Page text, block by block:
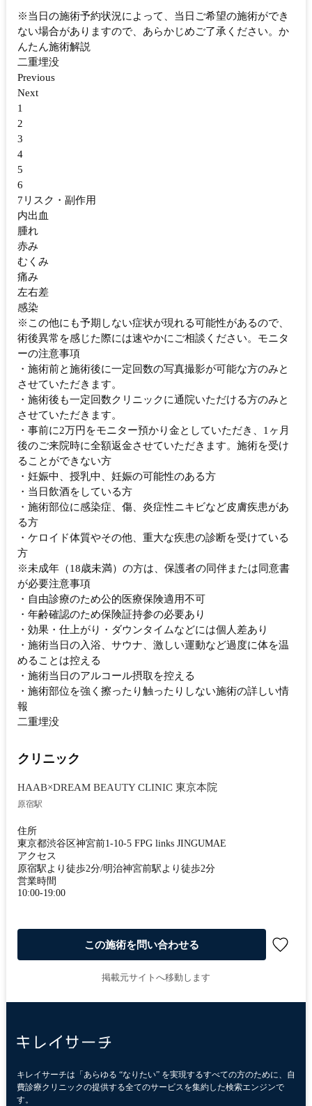
※当日の施術予約状況によって、当日ご希望の施術ができ
ない場合がありますので、あらかじめご了承ください。か
んたん施術解説
二重埋没
Previous
Next
1
2
3
4
5
6
7リスク・副作用
内出血
腫れ
赤み
むくみ
痛み
左右差
感染
※この他にも予期しない症状が現れる可能性があるので、
術後異常を感じた際には速やかにご相談ください。モニタ
ーの注意事項
・施術前と施術後に一定回数の写真撮影が可能な方のみと
させていただきます。
・施術後も一定回数クリニックに通院いただける方のみと
させていただきます。
・事前に2万円をモニター預かり金としていただき、1ヶ月
後のご来院時に全額返金させていただきます。施術を受け
ることができない方
・妊娠中、授乳中、妊娠の可能性のある方
・当日飲酒をしている方
・施術部位に感染症、傷、炎症性ニキビなど皮膚疾患があ
る方
・ケロイド体質やその他、重大な疾患の診断を受けている
方
※未成年（18歳未満）の方は、保護者の同伴または同意書
が必要注意事項
・自由診療のため公的医療保険適用不可
・年齢確認のため保険証持参の必要あり
・効果・仕上がり・ダウンタイムなどには個人差あり
・施術当日の入浴、サウナ、激しい運動など過度に体を温
めることは控える
・施術当日のアルコール摂取を控える
・施術部位を強く擦ったり触ったりしない施術の詳しい情
報
二重埋没
クリニック
HAAB×DREAM BEAUTY CLINIC 東京本院
原宿駅
住所
東京都渋谷区神宮前1-10-5 FPG links JINGUMAE
アクセス
原宿駅より徒歩2分/明治神宮前駅より徒歩2分
営業時間
10:00-19:00
この施術を問い合わせる
掲載元サイトへ移動します
キレイサーチは「あらゆる “なりたい” を実現するすべての方のために、自
費診療クリニックの提供する全てのサービスを集約した検索エンジンで
す。